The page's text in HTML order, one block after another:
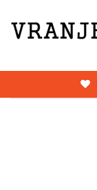
Skip